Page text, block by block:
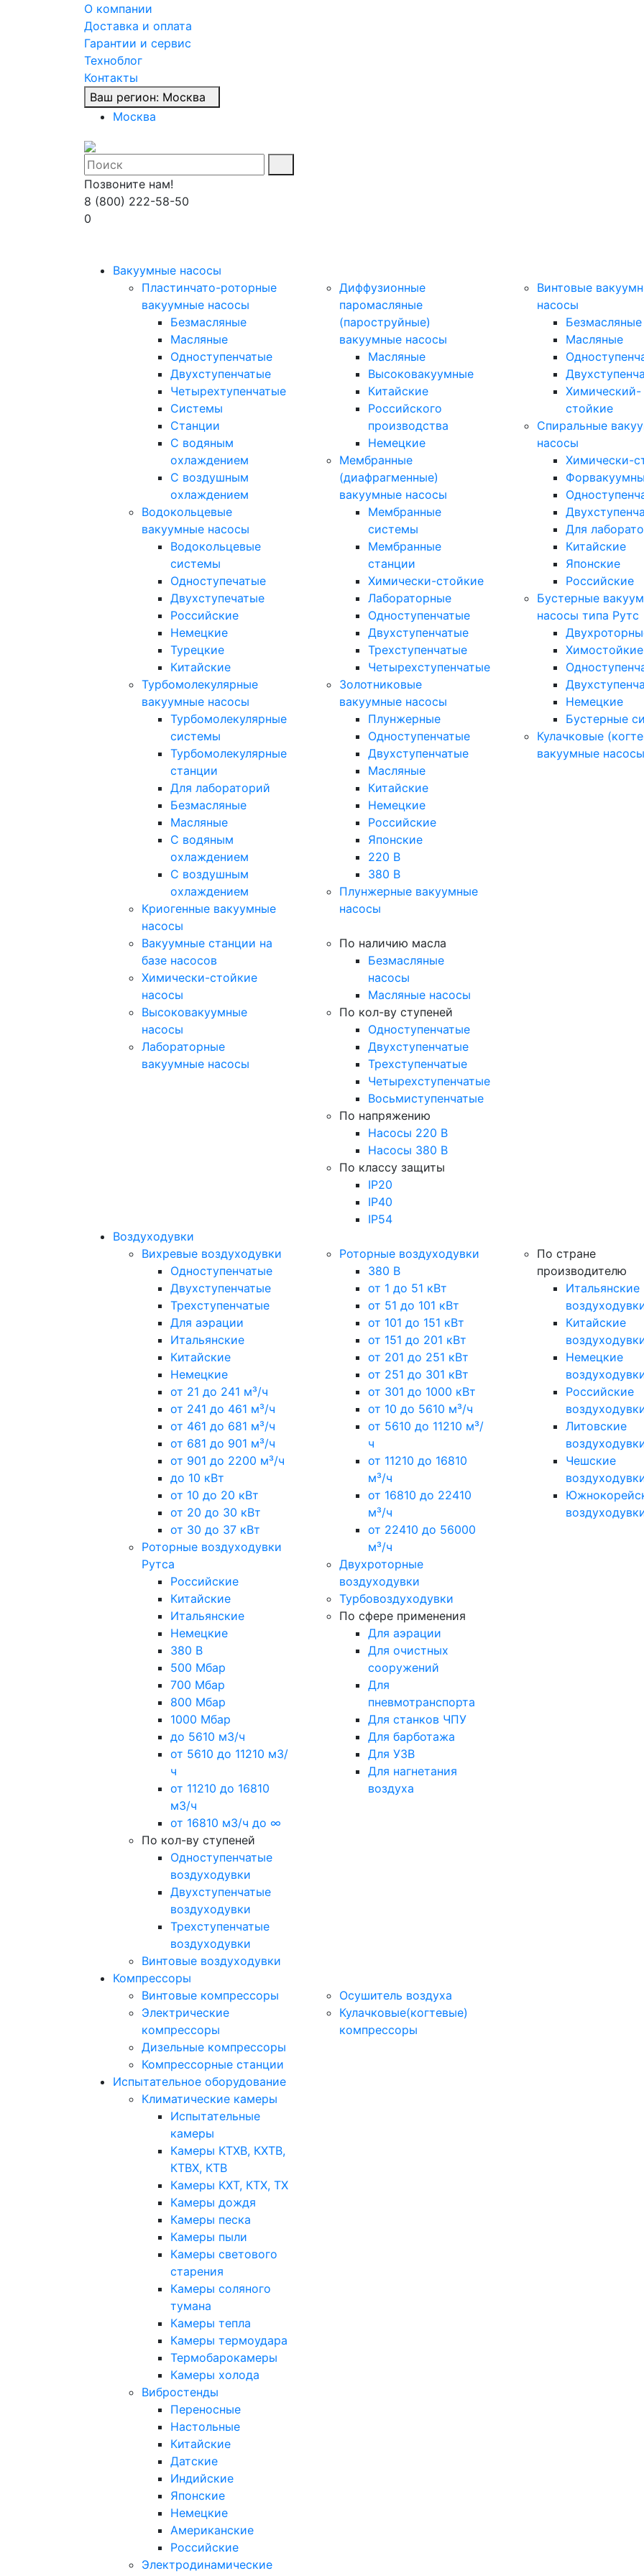
О компании
Доставка и оплата
Гарантии и сервис
Техноблог
Контакты
Ваш регион: Москва
Москва
Позвоните нам!
8 (800) 222-58-50
0
Вакуумные насосы
Пластинчато-роторные
вакуумные насосы
Безмасляные
Масляные
Одноступенчатые
Двухступенчатые
Четырехтупенчатые
Системы
Станции
С водяным
охлаждением
С воздушным
охлаждением
Водокольцевые
вакуумные насосы
Водокольцевые
системы
Одноступечатые
Двухступечатые
Российские
Немецкие
Турецкие
Китайские
Турбомолекулярные
вакуумные насосы
Турбомолекулярные
системы
Турбомолекулярные
станции
Для лабораторий
Безмасляные
Масляные
C водяным
охлаждением
C воздушным
охлаждением
Криогенные вакуумные
насосы
Диффузионные
паромасляные
(пароструйные)
вакуумные насосы
Масляные
Высоковакуумные
Китайские
Российского
производства
Немецкие
Мембранные
(диафрагменные)
вакуумные насосы
Мембранные
системы
Мембранные
станции
Химически-стойкие
Лабораторные
Одноступенчатые
Двухступенчатые
Трехступенчатые
Четырехступенчатые
Золотниковые
вакуумные насосы
Плунжерные
Одноступенчатые
Двухступенчатые
Масляные
Китайские
Немецкие
Российские
Японские
220 В
380 В
Плунжерные вакуумные
насосы
Винтовые
насосы
Безмасляные
Масляные
Химический-
стойкие
Спиральные
насосы
Химически-
Для
Китайские
Японские
Российские
Бустерные
насосы типа Рутс
Химостойкие
Немецкие
Бустерные
Кулачковые
вакуумные насосы
Вакуумные станции на
базе насосов
Химически-стойкие
насосы
Высоковакуумные
насосы
Лабораторные
вакуумные насосы
По наличию масла
Безмасляные
насосы
Масляные насосы
По кол-ву ступеней
Одноступенчатые
Двухступенчатые
Трехступенчатые
Четырехступенчатые
Восьмиступенчатые
По напряжению
Насосы 220 В
Насосы 380 В
По классу защиты
IP20
IP40
IP54
Воздуходувки
Вихревые воздуходувки
Одноступенчатые
Двухступенчатые
Трехступенчатые
Для аэрации
Итальянские
Китайские
Немецкие
от 21 до 241 м³/ч
от 241 до 461 м³/ч
от 461 до 681 м³/ч
от 681 до 901 м³/ч
от 901 до 2200 м³/ч
до 10 кВт
от 10 до 20 кВт
от 20 до 30 кВт
от 30 до 37 кВт
Роторные воздуходувки
Рутса
Российские
Китайские
Итальянские
Немецкие
380 В
500 Мбар
700 Мбар
800 Мбар
1000 Мбар
до 5610 м3/ч
от 5610 до 11210 м3/
ч
от 11210 до 16810
м3/ч
от 16810 м3/ч до ∞
По кол-ву ступеней
Одноступенчатые
воздуходувки
Двухступенчатые
воздуходувки
Трехступенчатые
воздуходувки
Винтовые воздуходувки
Роторные воздуходувки
380 В
от 1 до 51 кВт
от 51 до 101 кВт
от 101 до 151 кВт
от 151 до 201 кВт
от 201 до 251 кВт
от 251 до 301 кВт
от 301 до 1000 кВт
от 10 до 5610 м³/ч
от 5610 до 11210 м³/
ч
от 11210 до 16810
м³/ч
от 16810 до 22410
м³/ч
от 22410 до 56000
м³/ч
Двухроторные
воздуходувки
Турбовоздуходувки
По сфере применения
Для аэрации
Для очистных
сооружений
Для
пневмотранспорта
Для станков ЧПУ
Для барботажа
Для УЗВ
Для нагнетания
воздуха
По стране
производителю
Итальянские
Китайские
Немецкие
Российские
Литовские
Чешские
Компрессоры
Винтовые компрессоры
Электрические
компрессоры
Дизельные компрессоры
Компрессорные станции
Осушитель воздуха
Кулачковые(когтевые)
компрессоры
Испытательное оборудование
Климатические камеры
Испытательные
камеры
Камеры КТХВ, КХТВ,
КТВХ, КТВ
Камеры КХТ, КТХ, ТХ
Камеры дождя
Камеры песка
Камеры пыли
Камеры светового
старения
Камеры соляного
тумана
Камеры тепла
Камеры термоудара
Термобарокамеры
Камеры холода
Вибростенды
Переносные
Настольные
Китайские
Датские
Индийские
Японские
Немецкие
Американские
Российские
Электродинамические